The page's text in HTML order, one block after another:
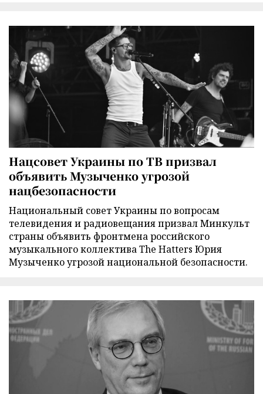
Нацсовет Украины по ТВ призвал
объявить Музыченко угрозой
нацбезопасности
Национальный совет Украины по вопросам
телевидения и радиовещания призвал Минкульт
страны объявить фронтмена российского
музыкального коллектива The Hatters Юрия
Музыченко угрозой национальной безопасности.